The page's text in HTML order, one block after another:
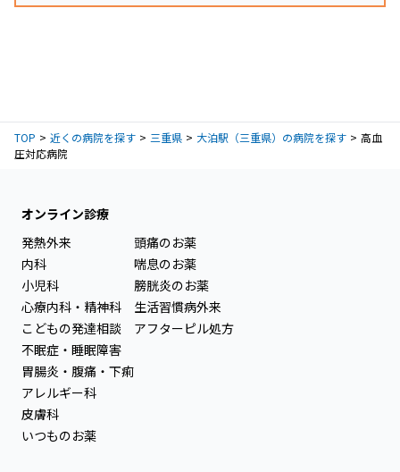
TOP 近くの病院を探す 三重県 大泊駅（三重県）の病院を探す
高血
圧対応病院
オンライン診療
発熱外来
内科
小児科
心療内科・精神科
こどもの発達相談
不眠症・睡眠障害
胃腸炎・腹痛・下痢
アレルギー科
皮膚科
いつものお薬
頭痛のお薬
喘息のお薬
膀胱炎のお薬
生活習慣病外来
アフターピル処方